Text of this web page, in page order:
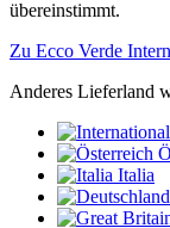
übereinstimmt.
Zu Ecco Verde
Anderes Lieferland
Italia